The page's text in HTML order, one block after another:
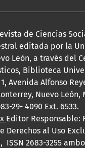
de Ciencias
editada por la
León, a través del
Biblioteca
Avenida Alfonso
Nuevo León,
29- 4090 Ext. 6533.
Editor Responsable:
Derechos al Uso
ISSN 2683-3255